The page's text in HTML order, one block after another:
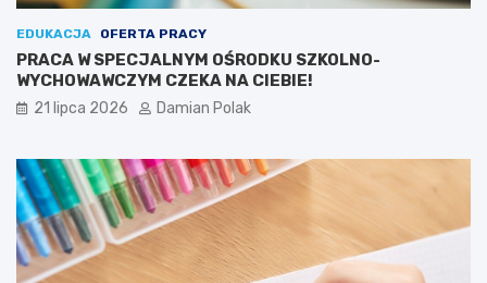
EDUKACJA OFERTA PRACY
PRACA W SPECJALNYM OŚRODKU SZKOLNO-
WYCHOWAWCZYM CZEKA NA CIEBIE!
21 lipca 2026 Damian Polak